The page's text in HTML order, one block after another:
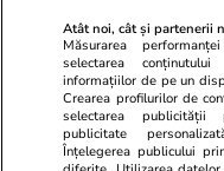
Vacanțe și Cultură
Hartă live pentru
Europa: cum
dacă vacanța îți
Atât noi, cât și partenerii
Măsurarea
selectarea
informațiilor de pe un
Crearea profilurilor de
selectarea publicității
publicitate
Înțelegerea publicului